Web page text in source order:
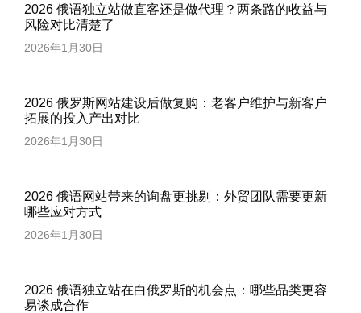
2026 俄语独立站做直客还是做代理？两条路的收益与
风险对比清楚了
2026年1月30日
2026 俄罗斯网站建设后做复购：老客户维护与新客户
拓展的投入产出对比
2026年1月30日
2026 俄语网站带来的询盘更挑剔：外贸团队需要更新
哪些应对方式
2026年1月30日
2026 俄语独立站在白俄罗斯的机会点：哪些品类更容
易谈成合作